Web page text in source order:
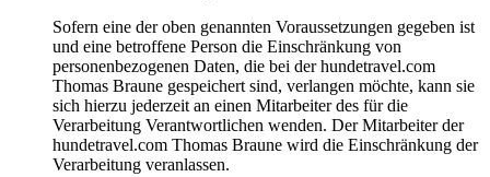
Sofern eine der oben genannten Voraussetzungen gegeben ist
und eine betroffene Person die Einschränkung von
personenbezogenen Daten, die bei der hundetravel.com
Thomas Braune gespeichert sind, verlangen möchte, kann sie
sich hierzu jederzeit an einen Mitarbeiter des für die
Verarbeitung Verantwortlichen wenden. Der Mitarbeiter der
hundetravel.com Thomas Braune wird die Einschränkung der
Verarbeitung veranlassen.